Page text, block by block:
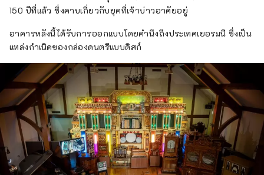
150 ปีที่แล้ว ซึ่งคาบเกี่ยวกับยุคที่เจ้าบ่าวอาศัยอยู่
อาคารหลังนี้ได้รับการออกแบบโดยคำนึงถึงประเทศเยอรมนี ซึ่งเป็น
แหล่งกำเนิดของกล่องดนตรีแบบดิสก์